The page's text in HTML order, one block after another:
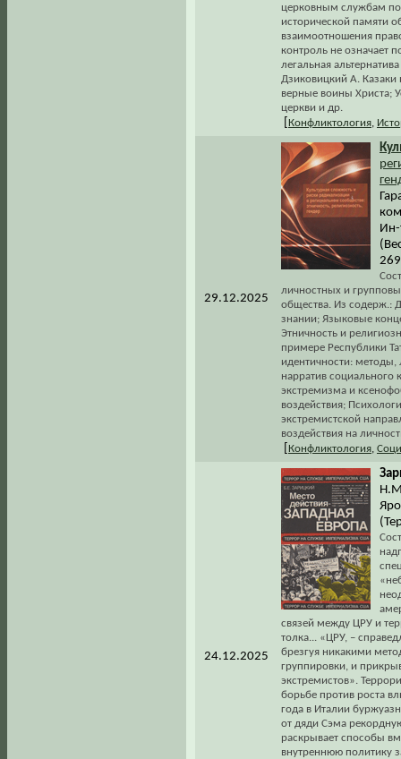
церковным службам
исторической памяти
взаимоотношения
контроль не означает
легальная
Дзиковицкий А. Казаки
верные воины Христа;
церкви и др.
Конфликтология
29.12.2025
Ин-
личностных и
общества. Из содерж.:
знании; Языковые
Этничность и
примере Республики
идентичности:
нарратив социального
экстремизма и
воздействия;
экстремистской
воздействия на
Конфликтология
24.12.2025
связей между ЦРУ и
толка... «ЦРУ, –
брезгуя никакими
группировки, и
экстремистов».
борьбе против роста
года в Италии
от дяди Сэма
раскрывает способы
внутреннюю политику